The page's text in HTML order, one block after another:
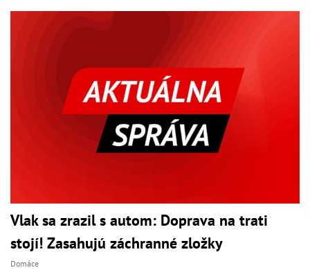
Vlak sa zrazil s autom: Doprava na trati
stojí! Zasahujú záchranné zložky
Domáce